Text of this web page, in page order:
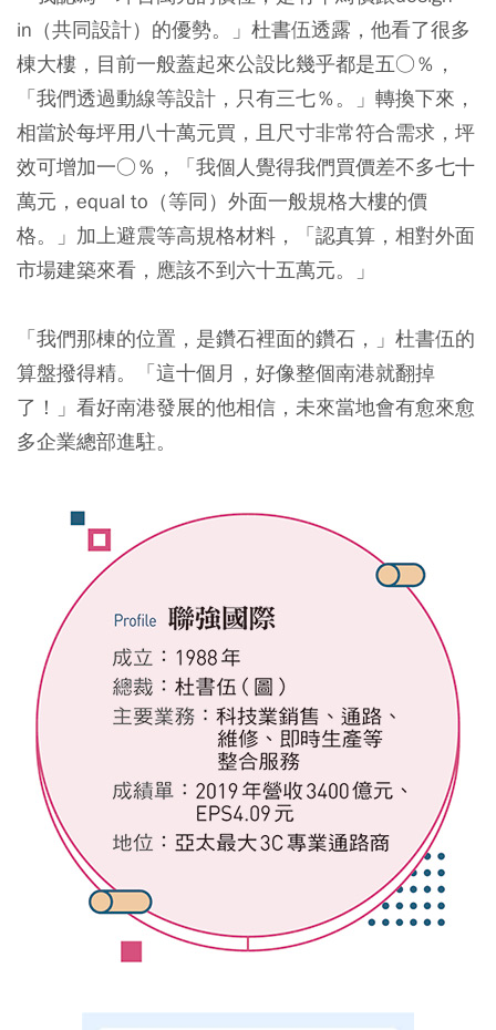
in（共同設計）的優勢。」杜書伍透露，他看了很多
棟大樓，目前一般蓋起來公設比幾乎都是五○％，
「我們透過動線等設計，只有三七％。」轉換下來，
相當於每坪用八十萬元買，且尺寸非常符合需求，坪
效可增加一○％，「我個人覺得我們買價差不多七十
萬元，equal to（等同）外面一般規格大樓的價
格。」加上避震等高規格材料，「認真算，相對外面
市場建築來看，應該不到六十五萬元。」
「我們那棟的位置，是鑽石裡面的鑽石，」杜書伍的
算盤撥得精。「這十個月，好像整個南港就翻掉
了！」看好南港發展的他相信，未來當地會有愈來愈
多企業總部進駐。